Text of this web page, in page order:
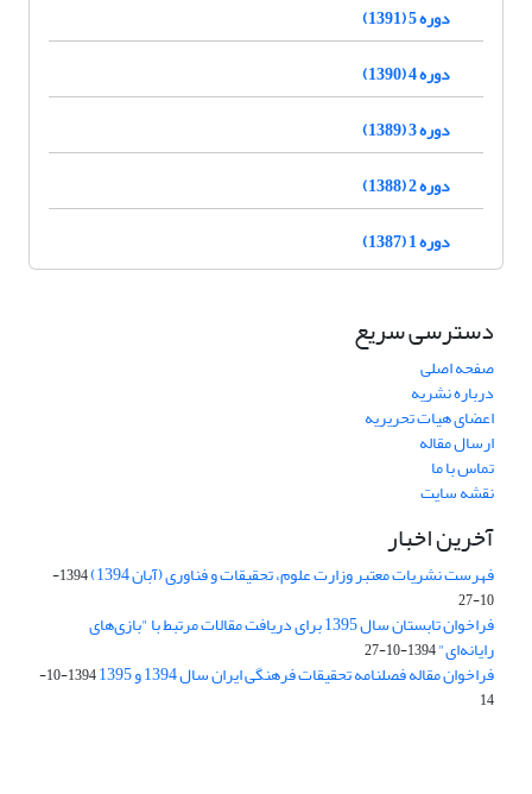
دوره 5 (1391)
دوره 4 (1390)
دوره 3 (1389)
دوره 2 (1388)
دوره 1 (1387)
دسترسی سریع
صفحه اصلی
درباره نشریه
اعضای هیات تحریریه
ارسال مقاله
تماس با ما
نقشه سایت
آخرین اخبار
فهرست نشریات معتبر وزارت علوم، تحقیقات و فناوری (آبان 1394)
1394-
10-27
فراخوان تابستان سال 1395 برای دریافت مقالات مرتبط با "بازی‌های
رایانه‌ای"1394-10-27
فراخوان مقاله فصلنامه تحقیقات فرهنگی ایران سال 1394 و 1395
1394-10-
14